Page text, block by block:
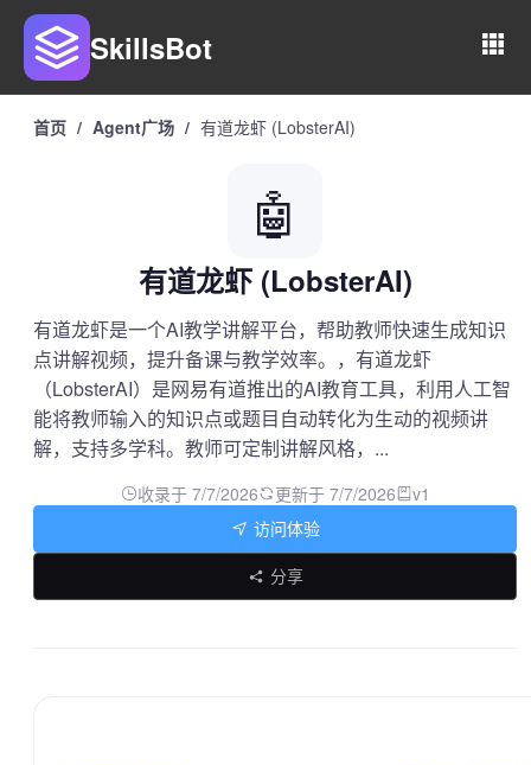
SkillsBot
首页 / Agent广场 / 有道龙虾 (LobsterAI)
🤖
有道龙虾 (LobsterAI)
有道龙虾是一个AI教学讲解平台，帮助教师快速生成知识
点讲解视频，提升备课与教学效率。，有道龙虾
（LobsterAI）是网易有道推出的AI教育工具，利用人工智
能将教师输入的知识点或题目自动转化为生动的视频讲
解，支持多学科。教师可定制讲解风格，...
收录于 7/7/2026 更新于 7/7/2026 v1
访问体验
分享